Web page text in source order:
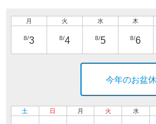
月
8/3
火
8/4
水
8/5
木
8/6
今年のお盆
土 日 月 火 水